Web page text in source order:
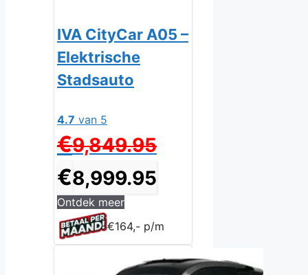
IVA CityCar A05 –
Elektrische
Stadsauto
4.7 van 5
€9,849.95prijs
€8,999.95
Ontdek meer
€164,- p/m